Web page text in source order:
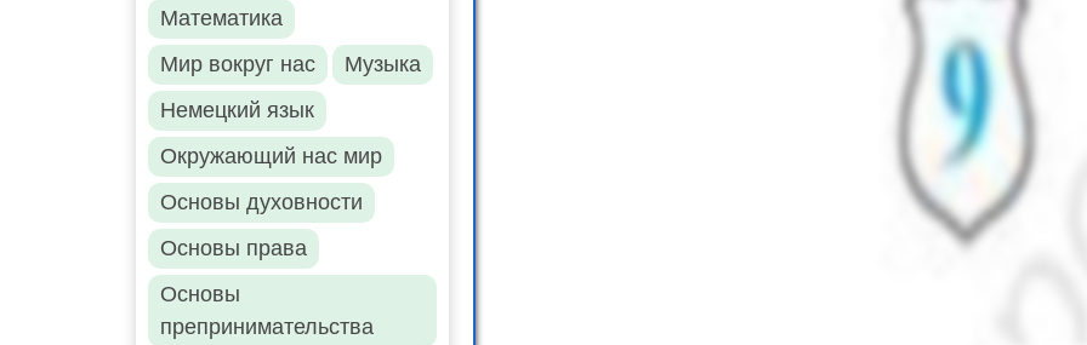
Математика
Мир вокруг нас
Музыка
Немецкий язык
Окружающий нас мир
Основы духовности
Основы права
Основы
препринимательства